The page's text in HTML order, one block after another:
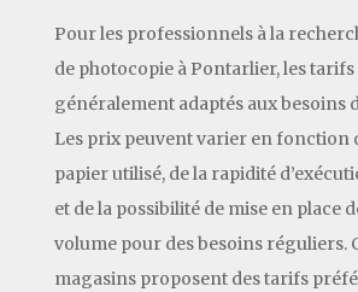
Pour les professionnels à la
de photocopie à Pontarlier, les
généralement adaptés aux besoins
Les prix peuvent varier en fonction
papier utilisé, de la rapidité
et de la possibilité de mise en place
volume pour des besoins réguliers.
magasins proposent des tarifs